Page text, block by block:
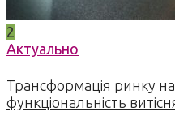
2
Актуально
Трансформація ринку
функціональність